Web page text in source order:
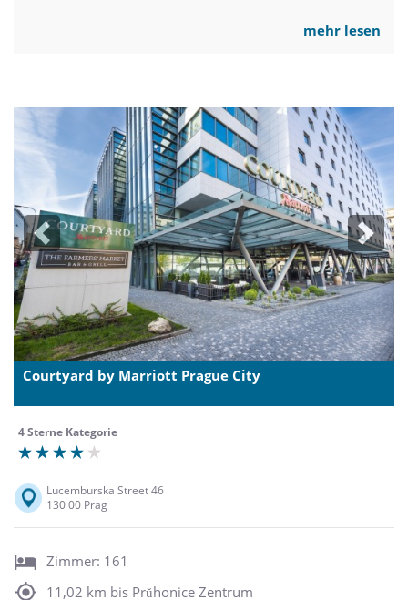
mehr lesen
Previous Next
Courtyard by Marriott Prague City
4 Sterne Kategorie
Lucemburska Street 46
130 00 Prag
Zimmer: 161
11,02 km bis Prŭhonice Zentrum